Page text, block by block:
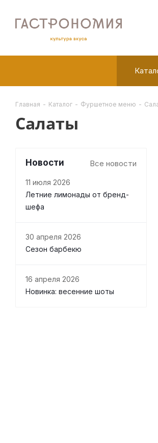
Главная - Каталог - Фуршетное меню -
Салаты
Новости Все новости
11 июля 2026
Летние лимонады от бренд-
шефа
30 апреля 2026
Сезон барбекю
16 апреля 2026
Новинка: весенние шоты